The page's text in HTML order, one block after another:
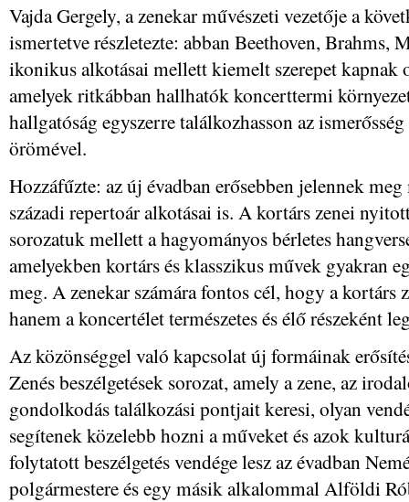
Vajda Gergely, a zenekar művészeti vezetője a
ismertetve részletezte: abban Beethoven, Brahms,
ikonikus alkotásai mellett kiemelt szerepet kapnak
amelyek ritkábban hallhatók koncerttermi
hallgatóság egyszerre találkozhasson az
örömével.
Hozzáfűzte: az új évadban erősebben jelennek
századi repertoár alkotásai is. A kortárs zenei
sorozatuk mellett a hagyományos bérletes
amelyekben kortárs és klasszikus művek gyakran
meg. A zenekar számára fontos cél, hogy a
hanem a koncertélet természetes és élő részeként
Az közönséggel való kapcsolat új formáinak
Zenés beszélgetések sorozat, amely a zene, az
gondolkodás találkozási pontjait keresi, olyan
segítenek közelebb hozni a műveket és azok
folytatott beszélgetés vendége lesz az évadban
polgármestere és egy másik alkalommal Alföldi